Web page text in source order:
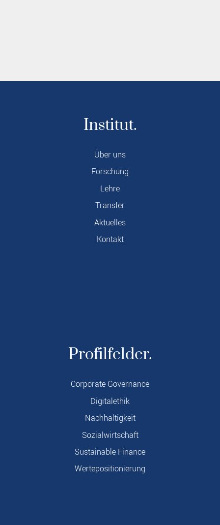
Institut.
Über uns
Forschung
Lehre
Transfer
Aktuelles
Kontakt
Profilfelder.
Corporate Governance
Digitalethik
Nachhaltigkeit
Sozialwirtschaft
Sustainable Finance
Wertepositionierung